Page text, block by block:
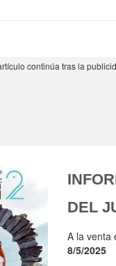
DEL
A la venta
8/5/2025